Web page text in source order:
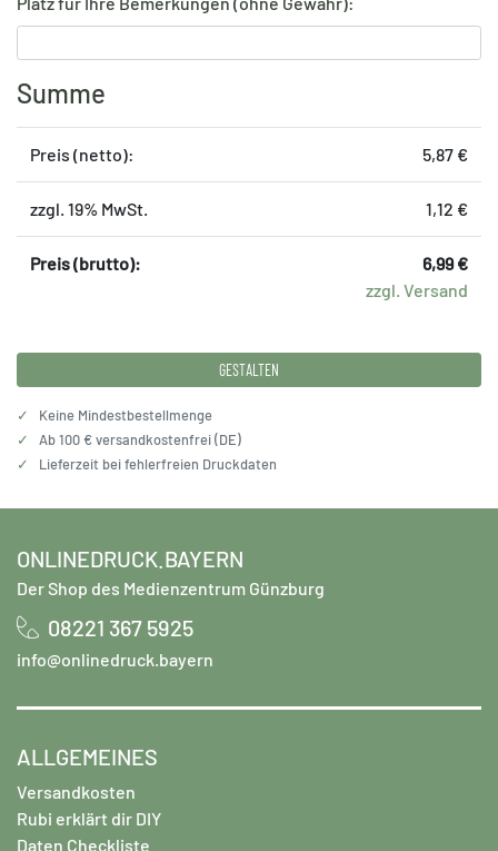
Summe
Preis (netto): 5,87 €
zzgl. 19% MwSt. 1,12 €
Preis (brutto):
6,99 €
zzgl. Versand
GESTALTEN
✓
Keine Mindestbestellmenge
✓
Ab 100 € versandkostenfrei (DE)
✓
Lieferzeit bei fehlerfreien Druckdaten
ONLINEDRUCK.BAYERN
Der Shop des Medienzentrum Günzburg
08221 367 5925
info@onlinedruck.bayern
ALLGEMEINES
Versandkosten
Rubi erklärt dir DIY
Daten Checkliste